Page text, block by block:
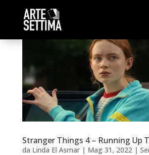
Stranger Things 4 – Running Up
da Linda El Asmar| Mag 31, 2022|